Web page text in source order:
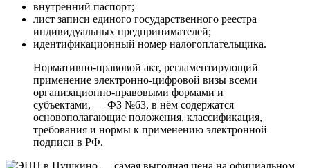
внутренний паспорт;
лист записи единого государственного реестра
индивидуальных предпринимателей;
идентификационный номер налогоплательщика.
Нормативно-правовой акт, регламентирующий
применение электронно-цифровой визы всеми
организационно-правовыми формами и
субъектами, — ФЗ №63, в нём содержатся
основополагающие положения, классификация,
требования и нормы к применению электронной
подписи в РФ.